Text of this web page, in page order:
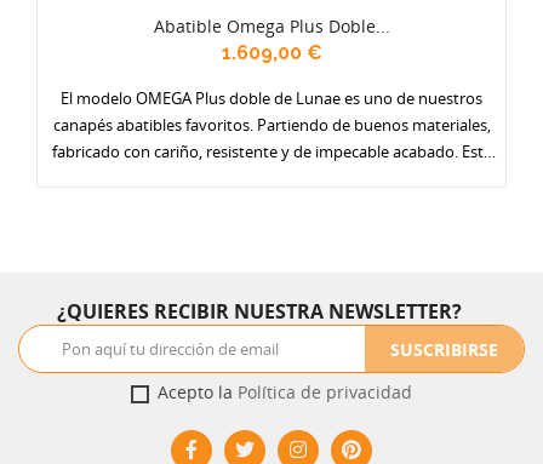
Abatible Omega Plus Doble...
1.609,00 €
El modelo OMEGA Plus doble de Lunae es uno de nuestros
canapés abatibles favoritos. Partiendo de buenos materiales,
fabricado con cariño, resistente y de impecable acabado. Está
¿QUIERES RECIBIR NUESTRA NEWSLETTER?
SUSCRIBIRSE
Acepto la Política de privacidad